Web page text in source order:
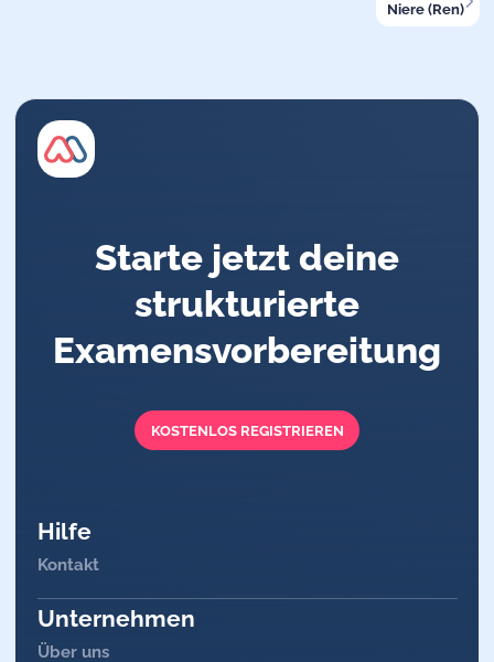
Niere (Ren)
Starte jetzt deine
strukturierte
Examensvorbereitung
KOSTENLOS REGISTRIEREN
Hilfe
Kontakt
Unternehmen
Über uns